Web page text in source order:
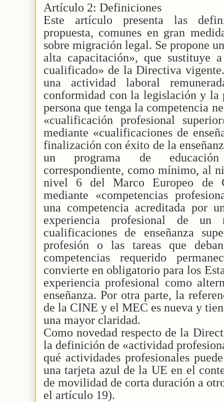
Artículo 2: Definiciones
Este artículo presenta las
propuesta, comunes en gran
sobre migración legal. Se propone
alta capacitación», que sustituye
cualificado» de la Directiva
una actividad laboral
conformidad con la legislación y la
persona que tenga la competencia
«cualificación profesional
mediante «cualificaciones de
finalización con éxito de la
un programa de educación
correspondiente, como mínimo, al
nivel 6 del Marco Europeo de
mediante «competencias
una competencia acreditada por
experiencia profesional de
cualificaciones de enseñanza
profesión o las tareas que
competencias requerido
convierte en obligatorio para los
experiencia profesional como
enseñanza. Por otra parte, la
de la CINE y el MEC es nueva y
una mayor claridad.
Como novedad respecto de la
la definición de «actividad
qué actividades profesionales
una tarjeta azul de la UE en el
de movilidad de corta duración a
el artículo 19).